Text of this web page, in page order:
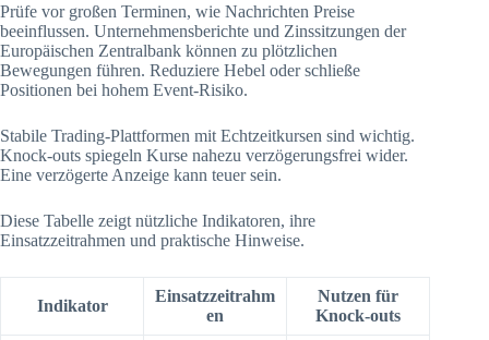
Prüfe vor großen Terminen, wie Nachrichten Preise
beeinflussen. Unternehmensberichte und Zinssitzungen der
Europäischen Zentralbank können zu plötzlichen
Bewegungen führen. Reduziere Hebel oder schließe
Positionen bei hohem Event-Risiko.
Stabile Trading-Plattformen mit Echtzeitkursen sind wichtig.
Knock-outs spiegeln Kurse nahezu verzögerungsfrei wider.
Eine verzögerte Anzeige kann teuer sein.
Diese Tabelle zeigt nützliche Indikatoren, ihre
Einsatzzeitrahmen und praktische Hinweise.
Indikator
Einsatzzeitrahm
en
Nutzen für
Knock-outs